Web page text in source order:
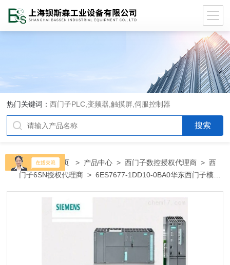
热门关键词：西门子PLC,变频器,触摸屏,伺服控制器
当前位置：首页 > 产品中心 >西门子数控授权代理商 >西
门子6SN授权代理商 > 6ES7677-1DD10-0BA0华东西门子模块